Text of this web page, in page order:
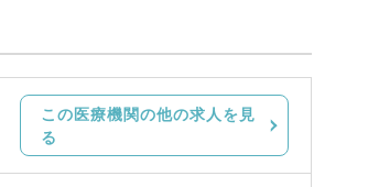
この医療機関の他の求人を見
る